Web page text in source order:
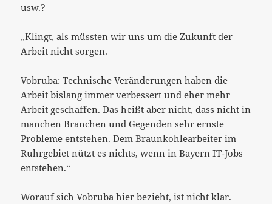
usw.?
„Klingt, als müssten wir uns um die Zukunft der
Arbeit nicht sorgen.
Vobruba: Technische Veränderungen haben die
Arbeit bislang immer verbessert und eher mehr
Arbeit geschaffen. Das heißt aber nicht, dass nicht in
manchen Branchen und Gegenden sehr ernste
Probleme entstehen. Dem Braunkohlearbeiter im
Ruhrgebiet nützt es nichts, wenn in Bayern IT-Jobs
entstehen.“
Worauf sich Vobruba hier bezieht, ist nicht klar.